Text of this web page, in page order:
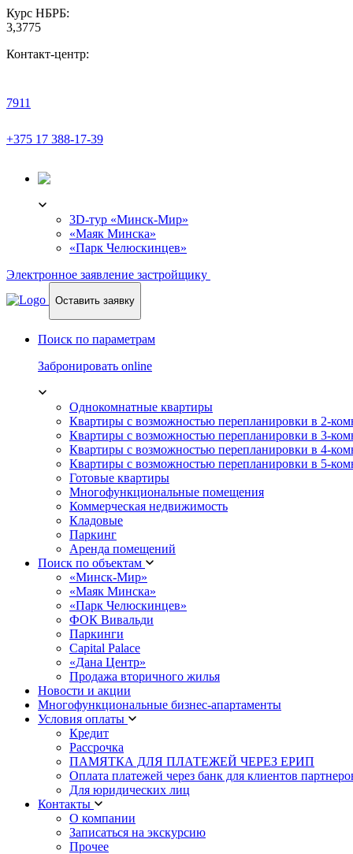
Курс НБРБ:
3,3775
Контакт-центр:
7911
+375 17 388-17-39
3D-тур «Минск-Мир»
«Маяк Минска»
«Парк Челюскинцев»
Электронное заявление застройщику
Оставить заявку
Поиск по параметрам
Забронировать online
Однокомнатные квартиры
Квартиры с возможностью перепланировки в 2-
Квартиры с возможностью перепланировки в 3-
Квартиры с возможностью перепланировки в 4-
Квартиры с возможностью перепланировки в 5-
Готовые квартиры
Многофункциональные помещения
Коммерческая недвижимость
Кладовые
Паркинг
Аренда помещений
Поиск по объектам
«Минск-Мир»
«Маяк Минска»
«Парк Челюскинцев»
ФОК Вивальди
Паркинги
Capital Palace
«Дана Центр»
Продажа вторичного жилья
Новости и акции
Многофункциональные бизнес-апартаменты
Условия оплаты
Кредит
Рассрочка
ПАМЯТКА ДЛЯ ПЛАТЕЖЕЙ ЧЕРЕЗ ЕРИП
Оплата платежей через банк для клиентов
Для юридических лиц
Контакты
О компании
Записаться на экскурсию
Прочее